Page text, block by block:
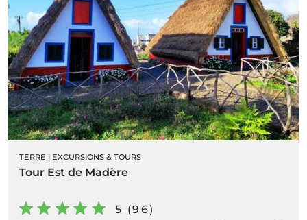
TERRE | EXCURSIONS & TOURS
Tour Est de Madère
5 (96)